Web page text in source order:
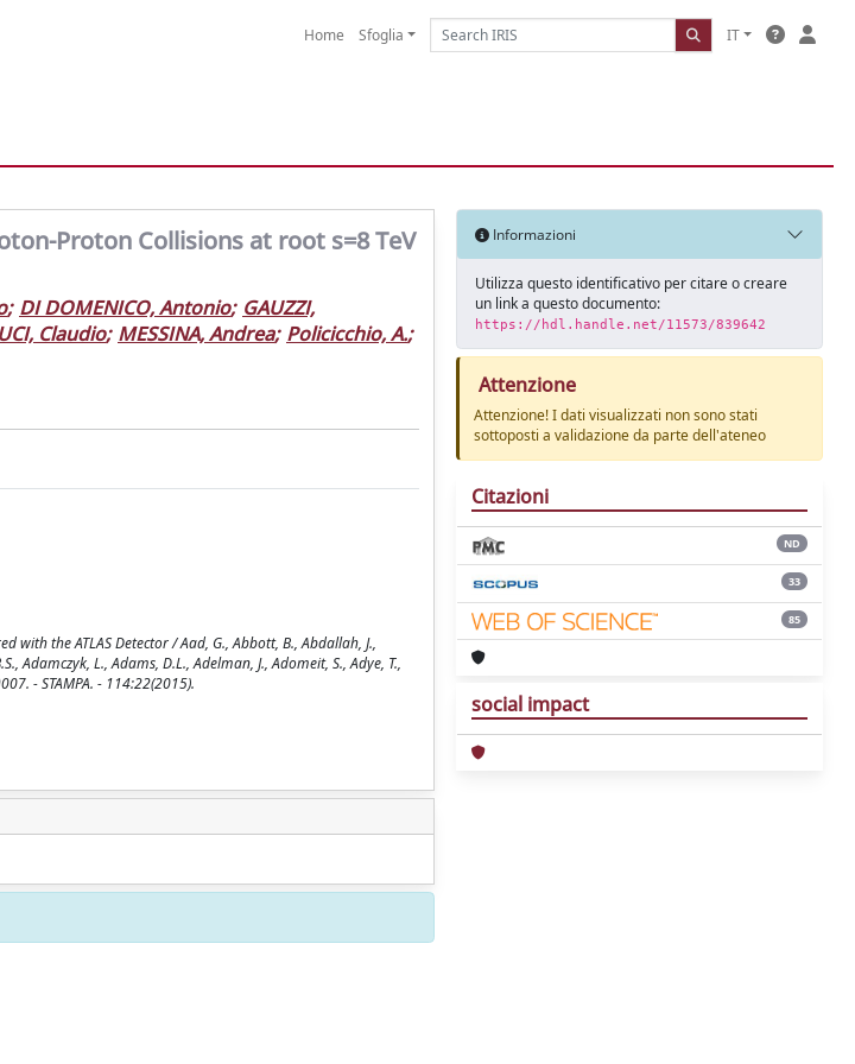
Home Sfoglia IT
Proton Collisions at root s=8 TeV
; DI DOMENICO, Antonio; GAUZZI,
Claudio; MESSINA, Andrea; Policicchio, A.;
the ATLAS Detector / Aad, G., Abbott, B., Abdallah, J.,
Adamczyk, L., Adams, D.L., Adelman, J., Adomeit, S., Adye, T.,
- STAMPA. - 114:22(2015).
Informazioni
Utilizza questo identificativo per citare o creare
un link a questo documento:
https://hdl.handle.net/11573/839642
Attenzione
Attenzione! I dati visualizzati non sono stati
sottoposti a validazione da parte dell'ateneo
Citazioni
ND
33
85
social impact